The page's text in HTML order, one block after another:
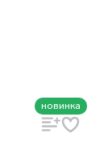
новинка